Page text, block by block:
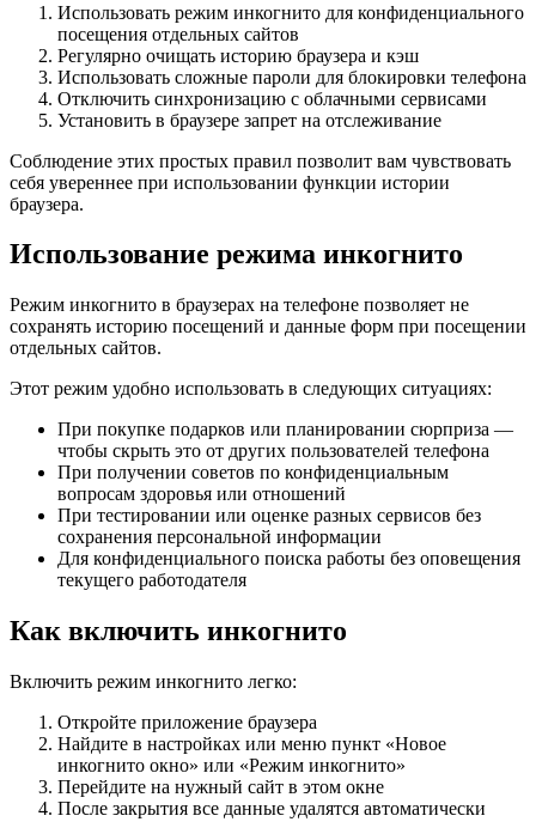
Использовать режим инкогнито для конфиденциального
посещения отдельных сайтов
Регулярно очищать историю браузера и кэш
Использовать сложные пароли для блокировки телефона
Отключить синхронизацию с облачными сервисами
Установить в браузере запрет на отслеживание
Соблюдение этих простых правил позволит вам чувствовать
себя увереннее при использовании функции истории
браузера.
Использование режима инкогнито
Режим инкогнито в браузерах на телефоне позволяет не
сохранять историю посещений и данные форм при посещении
отдельных сайтов.
Этот режим удобно использовать в следующих ситуациях:
При покупке подарков или планировании сюрприза —
чтобы скрыть это от других пользователей телефона
При получении советов по конфиденциальным
вопросам здоровья или отношений
При тестировании или оценке разных сервисов без
сохранения персональной информации
Для конфиденциального поиска работы без оповещения
текущего работодателя
Как включить инкогнито
Включить режим инкогнито легко:
Откройте приложение браузера
Найдите в настройках или меню пункт «Новое
инкогнито окно» или «Режим инкогнито»
Перейдите на нужный сайт в этом окне
После закрытия все данные удалятся автоматически